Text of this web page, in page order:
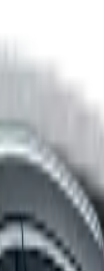
ซ์จริง พร้อมดูเอกสาร